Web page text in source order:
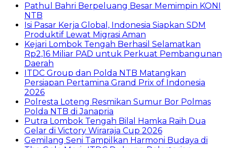
Pathul Bahri Berpeluang Besar Memimpin KONI
NTB
​Isi Pasar Kerja Global, Indonesia Siapkan SDM
Produktif Lewat Migrasi Aman
Kejari Lombok Tengah Berhasil Selamatkan
Rp2,16 Miliar PAD untuk Perkuat Pembangunan
Daerah
ITDC Group dan Polda NTB Matangkan
Persiapan Pertamina Grand Prix of Indonesia
2026
Polresta Loteng Resmikan Sumur Bor Polmas
Polda NTB di Janapria
Putra Lombok Tengah Bilal Hamka Raih Dua
Gelar di Victory Wiraraja Cup 2026
Gemilang Seni Tampilkan Harmoni Budaya di